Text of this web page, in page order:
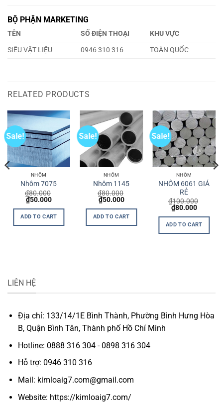
BỘ PHẬN MARKETING
TÊN SỐ ĐIỆN THOẠI
KHU VỰC
SIÊU VẬT LIỆU
0946 310 316 TOÀN QUỐC
RELATED PRODUCTS
Sale!
NHÔM
Nhôm 7075
₫80.000
Original
price
was:
₫80.000.
₫50.000Current
is:
₫50.000.
ADD TO CART
Sale!
NHÔM
Nhôm 1145
₫80.000
Original
price
was:
₫80.000.
₫50.000Current
is:
₫50.000.
ADD TO CART
Sale!
NHÔM
NHÔM 6061 GIÁ
RẺ
₫100.000
Original
price
was:
₫100.000.
₫80.000Current
is:
ADD TO CART
LIÊN HỆ
Địa chỉ: 133/14/1E Bình Thành, Phường Bình Hưng Hòa
B, Quận Bình Tân, Thành phố Hồ Chí Minh
Hotline: 0888 316 304 - 0898 316 304
Hỗ trợ: 0946 310 316
Mail: kimloaig7.com@gmail.com
Website: https://kimloaig7.com/